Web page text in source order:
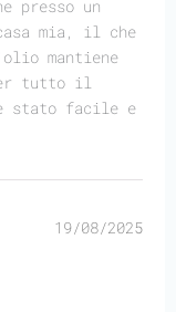
presso un
mia, il che
mantiene
tutto il
stato facile e
19/08/2025